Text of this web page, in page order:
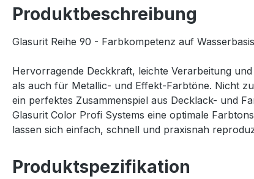
Produktbeschreibung
Glasurit Reihe 90 - Farbkompetenz auf
Hervorragende Deckkraft, leichte Verarbeitung
als auch für Metallic- und Effekt-Farbtöne. Nicht
ein perfektes Zusammenspiel aus Decklack- und
Glasurit Color Profi Systems eine optimale
lassen sich einfach, schnell und praxisnah
Produktspezifikation